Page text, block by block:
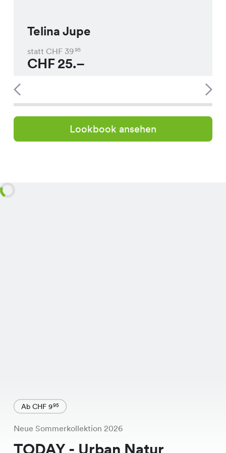
Telina Jupe
statt CHF 3995
CHF25.–
Lookbook ansehen
Ab CHF 995
Neue Sommerkollektion 2026
TODAY - Urban Natur